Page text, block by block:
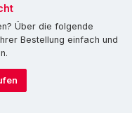
Über die folgende
Bestellung einfach und